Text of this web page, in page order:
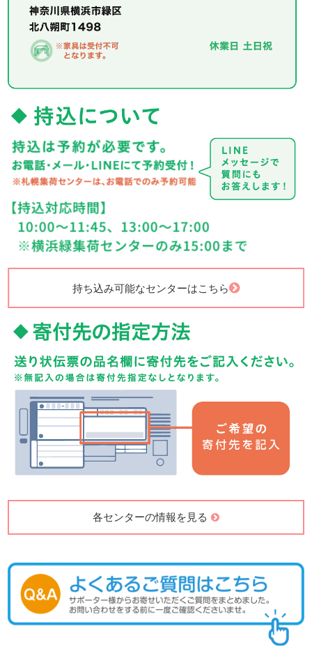
持ち込み可能なセンターはこちら
各センターの情報を見る